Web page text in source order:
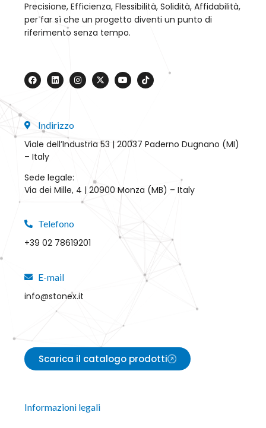
Precisione, Efficienza, Flessibilità, Solidità, Affidabilità,
per far sì che un progetto diventi un punto di
riferimento senza tempo.
Indirizzo
Viale dell’Industria 53 | 20037 Paderno Dugnano (MI)
– Italy
Sede legale:
Via dei Mille, 4 | 20900 Monza (MB) – Italy
Telefono
+39 02 78619201
E-mail
info@stonex.it
Scarica il catalogo prodotti
Informazioni legali